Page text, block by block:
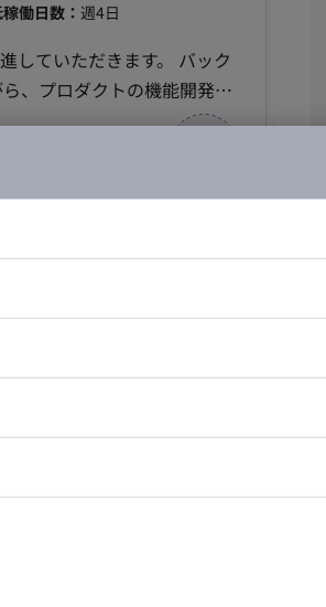
働日数： 週4日
していただきます。 バック
、プロダクトの機能開発・
、単なる実装だけでなく、要
ジニアとしてご活躍いただ
処理基盤の開発 ・パフォー
を用いたIaCの整備 ・
ュー ・プロダクト改善提案
開発を推進 ・少数精鋭の
ーション機会が多く、顧客の
PostgreSQL、MySQL、
Analytics ソースコード
ト開発業務案件
。 ・新機能開発
入しており、ご相談可能な
ォームのアプリ開
AIエンジニア・機械学習エンジニア